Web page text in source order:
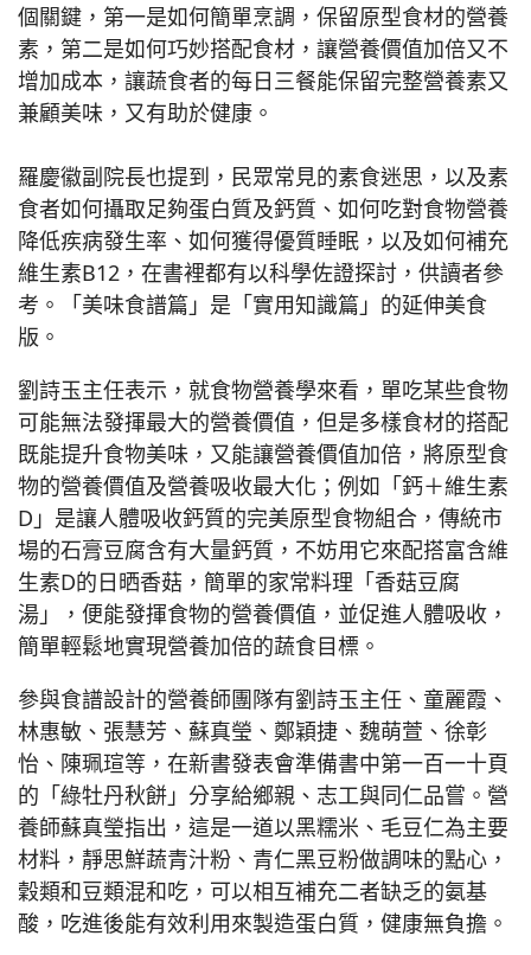
個關鍵，第一是如何簡單烹調，保留原型食材的營養
素，第二是如何巧妙搭配食材，讓營養價值加倍又不
增加成本，讓蔬食者的每日三餐能保留完整營養素又
兼顧美味，又有助於健康。
羅慶徽副院長也提到，民眾常見的素食迷思，以及素
食者如何攝取足夠蛋白質及鈣質、如何吃對食物營養
降低疾病發生率、如何獲得優質睡眠，以及如何補充
維生素B12，在書裡都有以科學佐證探討，供讀者參
考。「美味食譜篇」是「實用知識篇」的延伸美食
版。
劉詩玉主任表示，就食物營養學來看，單吃某些食物
可能無法發揮最大的營養價值，但是多樣食材的搭配
既能提升食物美味，又能讓營養價值加倍，將原型食
物的營養價值及營養吸收最大化；例如「鈣＋維生素
D」是讓人體吸收鈣質的完美原型食物組合，傳統市
場的石膏豆腐含有大量鈣質，不妨用它來配搭富含維
生素D的日晒香菇，簡單的家常料理「香菇豆腐
湯」，便能發揮食物的營養價值，並促進人體吸收，
簡單輕鬆地實現營養加倍的蔬食目標。
參與食譜設計的營養師團隊有劉詩玉主任、童麗霞、
林惠敏、張慧芳、蘇真瑩、鄭穎捷、魏萌萱、徐彰
怡、陳珮瑄等，在新書發表會準備書中第一百一十頁
的「綠牡丹秋餅」分享給鄉親、志工與同仁品嘗。營
養師蘇真瑩指出，這是一道以黑糯米、毛豆仁為主要
材料，靜思鮮蔬青汁粉、青仁黑豆粉做調味的點心，
穀類和豆類混和吃，可以相互補充二者缺乏的氨基
酸，吃進後能有效利用來製造蛋白質，健康無負擔。